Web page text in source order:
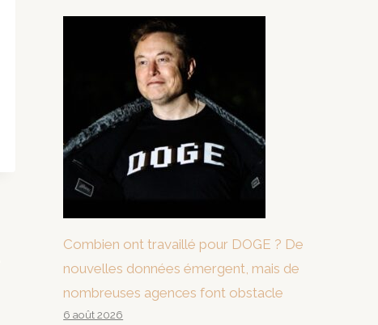
Combien ont travaillé pour DOGE ? De
nouvelles données émergent, mais de
nombreuses agences font obstacle
6 août 2026